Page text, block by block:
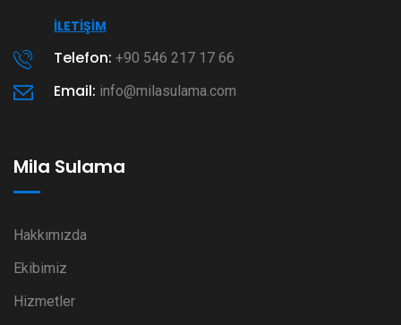
İLETIŞIM
Telefon: +90 546 217 17 66
Email: info@milasulama.com
Mila Sulama
Hakkımızda
Ekibimiz
Hizmetler